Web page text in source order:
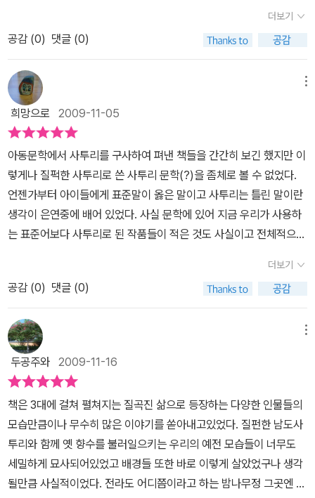
경에 의해 억울하게 희생되는 소년은 없는지 돌아보게 된다.기판이의
누이가좀 더 기판이와 함께 했더라면...광주에서 만난아이 옥남이가
좀 더 기판이 옆에 있었더라면....기판이의 인생은 좀 더 달라지지 않
았을까?얼마전....내 아이가 어릴적 살던 동네에함께 학교에 다니던
아이 엄마로 부터 전화가왔었다.아이에게 그렇게지극 정성으로 대해
주며, 아이공부를 위해서 학원이란 학원을두루 보내주고,급기야 졸업
을 얼마 앞두고, 학군 좋은 곳으로 전학까지 불사하던 그 엄마의 아이
가 어느 날인가불치병에 걸렸다는 이야기였다. 좀 더 아이한테 잘해
줄 걸 하고 흐느끼던 그 엄마를 보면서...참 마음이 짠해왔다. 그 엄마
는 아이에게 좀 더 자유를 주지 못한 것을 후회하고 있을 것 같았다.기
판이를 읽으면서 문득 그 아이 생각이 났다.다음주에는 그 아이가 있
는병원에꼭 한번 들러봐야겠다.
판철이를 길러내고 있는지... 나는 판철이 엄마의 모습과 얼마나 닮아
있는지...늘 친구들에게 끌려 다니고, 무시 당하고 조롱 당하던 기판이
가 우연한 싸움에서 그동안 참아 왔던 분노가 폭발하면서 이전과는
전혀 다른 모습의 기판이로변하게 된다.자신을 이제 기판이가 아닌
판철이라 불러달라는 이야기에선 왠지 서늘해졌지만,기판이의소심하
고 그늘진 모습 이면에서 언젠가 이런 날이 올지도 모르겠다는 불길
한 예감이 들지 않았던 건 아니다. 그 예감이 맞았던 것이불행의 시작
이었고 결국 기판이는진정한 자기 자신의 모습으로살아가지 못하고
판철이로 살기로 작정하고 불행한인생으로뛰어 들게 되면서 아쉬움
이라는 말로는 표현할 수 없는 결과를 몰고온다.구수한 사투리와 더
불어 알콩달콩 살아가는 이야기, 기판이 부모님의 혼인을 앞두고 함
을 가지고 옥신각신하는풍경,신랑 발바닥에 매질하는 풍경, 정월대보
이렇듯 정겹고 따뜻하기 까지 한 이야기 속에서 만나게 되는 기판이
않은 아프고 아픈 이야기이다.개인적인 욕심으로는 자신의 의지로 한
번도 살아보지 못하고판철이로 살아야 했던 과거에서벗어나, 진정한
자아를 찾는 모습을 볼 수 있었다면얼마나 좋았을까 하는 지극히 평
범한 결말을 꿈 꿔 보기도 했다. 지극히 평범한 것이 가장 어렵기도,
그래서 행복하다는 말이 왜 떠오르는 것인지.... 그래서 책장을 덮으며
한없이 아쉽고 또 아쉬워 눈물이 흘렀다.
고, 기판이는 이성을 잃고 철근같은 두복이에게 덤벼든다. 신은 없는
것일까? 두복이의 동생 두구는 아무것도 모른 채 그냥 형이 밀리고
그 상태로 뇌에 이상이 생겨 더이상 옛날의 순하고 착한 기판이의 모
습을 잃게 된다.기판이는 결국 광주 읍내에서 떠돌다가 우연히 만난
조직과의 잘못된 인연으로 목숨을 잃는다. 그의 삶이 정녕 남을 위한
삶이었다고 볼 수도 없고, 또한 열광적으로, 불빛을 쫓아가는 나방처
럼 열심히 살아보지도 못했던 그였다. 그의 죽음은 너무나도 허무했
고, 그가 구해준 소년을 그는 결국 찾지 못한 채 죽어가야 했다.기판이
는 왜 죽어야만 했을까? 만약 마담이 없었다면, 기판이는 조직의 일
원이 되었을 것이다. 만약 깡치가 없었다면, 그를 죽일 사람도 없었을
것이다. 만약 두복이가 없었다면? 그는 미치지 않았을 것이다. 그러
않았었을 것이다. 운명이란 그러하다. '벤자민 버튼의 시간은 거꾸로
간다'에서, 그의 일생을 결정하는 작은 요인 하나하나가 변하기만 했
다면, 그의 인생을 바꿀 커다란 사건이란 없었을 것이다. 밤나무정의
기판이가 겪은 슬픈 삶의 장난이 내 가슴을 울린다.
까지의 이야기라면뒷부분은 기판이의 성장이후의 이야기가 되겠다.
그 시대를 살았던 우리 민족의 애슬픈 한서린 이야기가 깊은 밤 가슴
을 적셔왔다.홀로 된 할머니가 기판의 아버지 삼형제를 길러내었다.
어려운 살림에도 바르게 키워 삼형제의 성품은 온화했는데 그 시대의
일반적인 혼례 절차에 따라 맞은 둘째 며느리가 들어오면서부터 사건
이 심상치 않은 분위기를 띈다.기판의 어머니인 둘째 며느리는 욕심
이 많다. 그 많은 욕심으로 집안의 재산인 전답을 혼자 챙기고,아랫 동
생의 집마저 빼앗고 막내 동서의 금반지마저 탐한다.지극정성으로 빌
어 낳은 귀한 아들 기판 역시 그런 어머니의 욕심의 그물에서 벗어날
수 없었다.산삼을 먹이고 축구공을 안겨주고 했지만 억지로 기판의
성격마저 바꿀 수는 없었다.같은 학교 친구들에게도 외면당하고 놀림
당하며 자란 기판이.자신을 언제나 따뜻이 위로해주던 누나마저 혼인
하여 집을 떠나자 기판이는 자신의 안으로 안으로 더 들어간다.진학
하여 일명 도회지로 유학을 떠나 안골댁의 기대에 부응하는가싶더니
막상 그렇게 되고나니 작품 속 등장인물들의 마음이 더 슬프게 와닿
고기판이를 생각하는 그 인물들 속으로 나도 들어가 하나의 그림이
되는 듯했다.앞선 시대를 살았던 우리 부모님, 할머니 세대의 어려움
과 아픔이 고스란히 전해진다.마치 한 시대를 접어 다시 묵은 먼지를
털어내고 우리 앞에 담담히 보여주는 오래된 사진처럼그렇게 밤나무
정의 기판이는 다시 나를 마주보고 있다.한 가족의 삼대에 걸친 역사
는 작게는 어느 한 가정의 이야기이지만 더 크게 시간의 강 속 놓고 볼
때 거쳐간 우리 민족의 모습이라 할 수 있겠다.
더보기
공감 (0) 댓글 (0)
희망으로 2009-11-05
아동문학에서 사투리를 구사하여 펴낸 책들을 간간히 보긴 했지만 이
렇게나 질퍽한 사투리로 쓴 사투리 문학(?)을 좀체로 볼 수 없었다.
언젠가부터 아이들에게 표준말이 옳은 말이고 사투리는 틀린 말이란
생각이 은연중에 배어 있었다. 사실 문학에 있어 지금 우리가 사용하
는 표준어보다 사투리로 된 작품들이 적은 것도 사실이고 전체적으로
을 담고 있으며 다양한 언어의 유희를 즐길 수 있는데 그러질 못하고
있어 많은 부분 표준어가 그러한 부분을 빼앗아가고 있다는 생각이
들었고 아쉬웠던 부분이다.재작년엔가는 그래서 맛깔난 사투리가 나
오는 동화책을 찾아보기도 했는데 이 책 <밤나무정의 기판이>가 읽
어본 중 최고였다. 옛날 <태백산맥>을 읽으며 전라도 사투리 때문에
속도가 나지 않았던 때에 비하면 훨씬 쉽지만 그래도 가끔은 읽으면
서 무슨 뜻인가 싶어 다시 문장을 읽곤 옛날 생각이 나서 피식 웃음이
났다. 생각해보면 인터넷 사용급증으로 우리말 파괴가 심각하다는 지
적은 많지만 한편으론 점점 사투리가 사라지고 있는 것은 경계하지
않고 있다. 사투리도 우리말이고 그것을 껴안을 수 있는 것은 문학밖
에 없다는 생각이 든다.대안 앞 비석거리 외진 길목, 두들겨 맞고 칼
에 찔려 온몸에 피로 물들어 쓰러져 있는 기판이를 들쳐 업고 나타난
더보기
공감 (0) 댓글 (0)
두공주와 2009-11-16
책은 3대에 걸쳐 펼쳐지는 질곡진 삶으로 등장하는 다양한 인물들의
모습만큼이나 무수히 많은 이야기를 쏟아내고있었다. 질펀한 남도사
투리와 함께 옛 향수를 불러일으키는 우리의 예전 모습들이 너무도
세밀하게 묘사되어있었고 배경들 또한 바로 이렇게 살았었구나 생각
될만큼 사실적이었다. 전라도 어디쯤이라고 하는 밤나무정 그곳엔 타